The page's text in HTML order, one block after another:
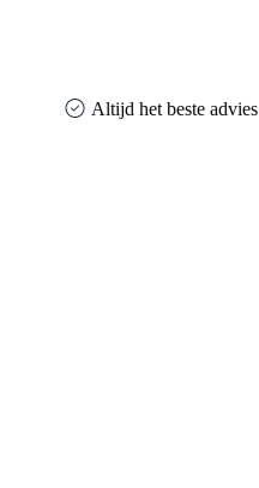
Altijd het beste advies